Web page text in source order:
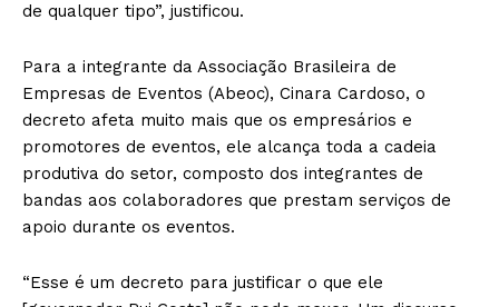
de qualquer tipo”, justificou.
Para a integrante da Associação Brasileira de
Empresas de Eventos (Abeoc), Cinara Cardoso, o
decreto afeta muito mais que os empresários e
promotores de eventos, ele alcança toda a cadeia
produtiva do setor, composto dos integrantes de
bandas aos colaboradores que prestam serviços de
apoio durante os eventos.
“Esse é um decreto para justificar o que ele